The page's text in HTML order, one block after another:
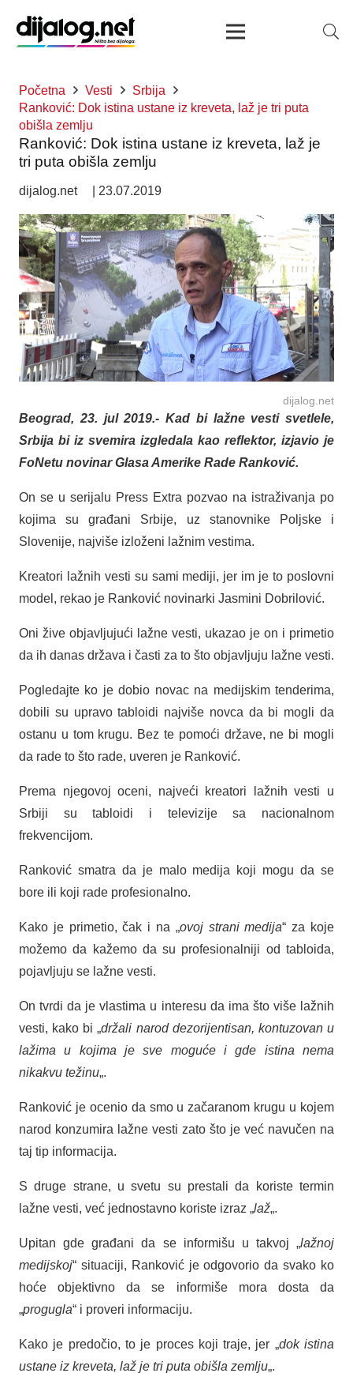
Početna Vesti
Srbija
Ranković: Dok istina ustane iz kreveta, laž je tri puta
obišla zemlju
Ranković: Dok istina ustane iz kreveta, laž je
tri puta obišla zemlju
dijalog.net 23.07.2019
dijalog.net
Beograd, 23. jul 2019.- Kad bi lažne vesti svetlele,
Srbija bi iz svemira izgledala kao reflektor, izjavio je
FoNetu novinar Glasa Amerike Rade Ranković.
On se u serijalu Press Extra pozvao na istraživanja po
kojima su građani Srbije, uz stanovnike Poljske i
Slovenije, najviše izloženi lažnim vestima.
Kreatori lažnih vesti su sami mediji, jer im je to poslovni
model, rekao je Ranković novinarki Jasmini Dobrilović.
Oni žive objavljujući lažne vesti, ukazao je on i primetio
da ih danas država i časti za to što objavljuju lažne vesti.
Pogledajte ko je dobio novac na medijskim tenderima,
dobili su upravo tabloidi najviše novca da bi mogli da
ostanu u tom krugu. Bez te pomoći države, ne bi mogli
da rade to što rade, uveren je Ranković.
Prema njegovoj oceni, najveći kreatori lažnih vesti u
Srbiji su tabloidi i televizije sa nacionalnom
frekvencijom.
Ranković smatra da je malo medija koji mogu da se
bore ili koji rade profesionalno.
Kako je primetio, čak i na „ovoj strani medija“ za koje
možemo da kažemo da su profesionalniji od tabloida,
pojavljuju se lažne vesti.
On tvrdi da je vlastima u interesu da ima što više lažnih
vesti, kako bi „držali narod dezorijentisan, kontuzovan u
lažima u kojima je sve moguće i gde istina nema
nikakvu težinu„.
Ranković je ocenio da smo u začaranom krugu u kojem
narod konzumira lažne vesti zato što je već navučen na
taj tip informacija.
S druge strane, u svetu su prestali da koriste termin
lažne vesti, već jednostavno koriste izraz „laž„.
Upitan gde građani da se informišu u takvoj „lažnoj
medijskoj“ situaciji, Ranković je odgovorio da svako ko
hoće objektivno da se informiše mora dosta da
„progugla“ i proveri informaciju.
Kako je predočio, to je proces koji traje, jer „dok istina
ustane iz kreveta, laž je tri puta obišla zemlju„.